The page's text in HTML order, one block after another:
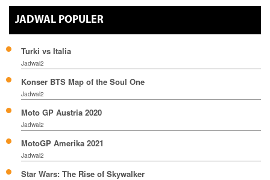
JADWAL POPULER
Turki vs Italia
Jadwal2
Konser BTS Map of the Soul One
Jadwal2
Moto GP Austria 2020
Jadwal2
MotoGP Amerika 2021
Jadwal2
Star Wars: The Rise of Skywalker